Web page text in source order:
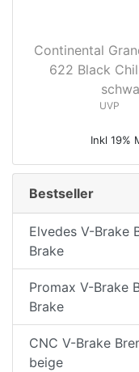
Continental
622 Black
UVP
Inkl 19%
Bestseller
Elvedes V-Brake
Brake
Promax V-Brake
Brake
CNC V-Brake
beige